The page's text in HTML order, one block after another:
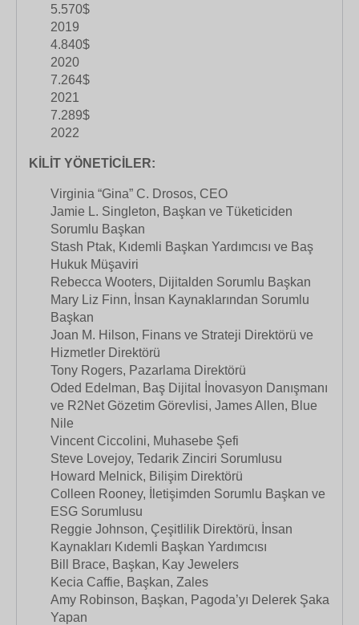
5.570$
2019
4.840$
2020
7.264$
2021
7.289$
2022
KİLİT YÖNETİCİLER:
Virginia “Gina” C. Drosos, CEO
Jamie L. Singleton, Başkan ve Tüketiciden
Sorumlu Başkan
Stash Ptak, Kıdemli Başkan Yardımcısı ve Baş
Hukuk Müşaviri
Rebecca Wooters, Dijitalden Sorumlu Başkan
Mary Liz Finn, İnsan Kaynaklarından Sorumlu
Başkan
Joan M. Hilson, Finans ve Strateji Direktörü ve
Hizmetler Direktörü
Tony Rogers, Pazarlama Direktörü
Oded Edelman, Baş Dijital İnovasyon Danışmanı
ve R2Net Gözetim Görevlisi, James Allen, Blue
Nile
Vincent Ciccolini, Muhasebe Şefi
Steve Lovejoy, Tedarik Zinciri Sorumlusu
Howard Melnick, Bilişim Direktörü
Colleen Rooney, İletişimden Sorumlu Başkan ve
ESG Sorumlusu
Reggie Johnson, Çeşitlilik Direktörü, İnsan
Kaynakları Kıdemli Başkan Yardımcısı
Bill Brace, Başkan, Kay Jewelers
Kecia Caffie, Başkan, Zales
Amy Robinson, Başkan, Pagoda’yı Delerek Şaka
Yapan